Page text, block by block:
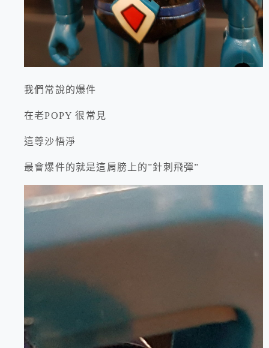
我們常說的爆件
在老POPY 很常見
這尊沙悟淨
最會爆件的就是這肩膀上的”針刺飛彈”